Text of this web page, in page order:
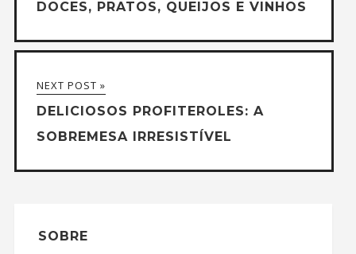
DOCES, PRATOS, QUEIJOS E VINHOS
NEXT POST »
DELICIOSOS PROFITEROLES: A
SOBREMESA IRRESISTÍVEL
SOBRE